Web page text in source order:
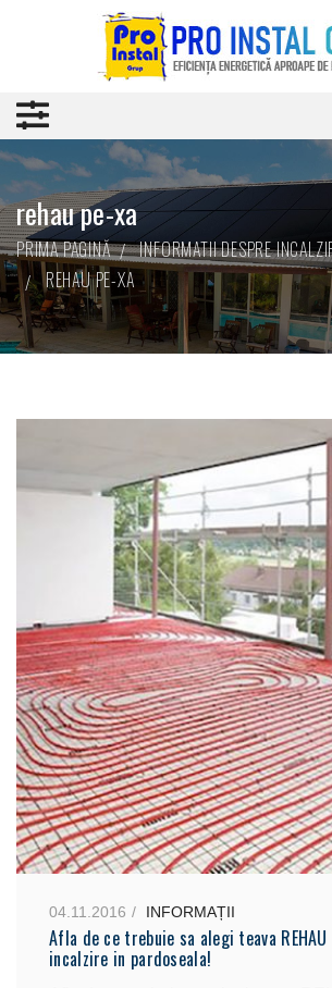
rehau pe-xa
PRIMA PAGINĂ
INFORMATII DESPRE
REHAU PE-XA
04.11.2016 INFORMAȚII
Afla de ce trebuie sa alegi teava REHAU
incalzire in pardoseala!